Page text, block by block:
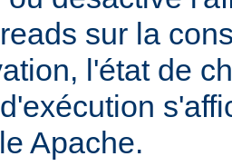
sur la
l'état de
Apache.